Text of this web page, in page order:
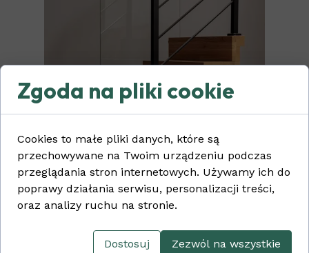
Zgoda na pliki cookie
Cookies to małe pliki danych, które są
przechowywane na Twoim urządzeniu podczas
przeglądania stron internetowych. Używamy ich do
poprawy działania serwisu, personalizacji treści,
oraz analizy ruchu na stronie.
Dostosuj Zezwól na wszystkie